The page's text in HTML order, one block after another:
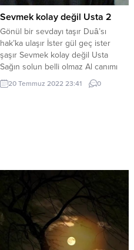
Sevmek kolay değil Usta 2
Gönül bir sevdayı taşır Duâ’sı
hak’ka ulaşır İster gül geç ister
şaşır Sevmek kolay değil Usta
Sağın solun belli olmaz Al canımı
dersin almaz Gözlerine yaş mı
dolmaz Sevmek kolay değil Usta
20 Temmuz 2022 23:41 0